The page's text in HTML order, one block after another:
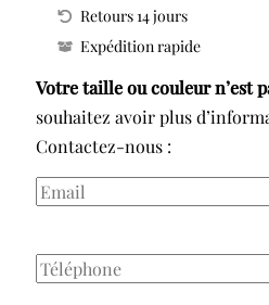
SOUTIEN
GORGE
BANDEAU
ACJ5682
Retours 14 jours
Expédition rapide
Votre taille ou couleur n’est
souhaitez avoir plus
Contactez-nous :